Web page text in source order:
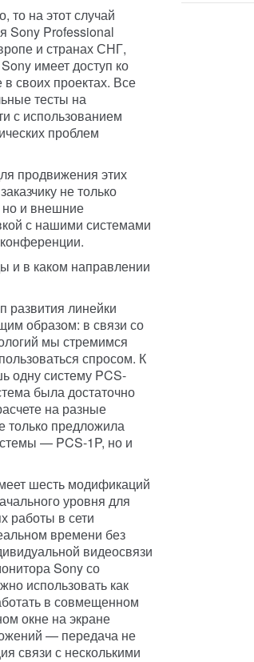
то на этот случай
Sony Professional
и странах СНГ,
имеет доступ ко
своих проектах. Все
тесты на
с использованием
проблем
продвижения этих
не только
но и внешние
с нашими системами
и в каком направлении
развития линейки
образом: в связи со
мы стремимся
спросом. К
одну систему PCS-
была достаточно
на разные
только предложила
— PCS-1P, но и
шесть модификаций
уровня для
работы в сети
времени без
видеосвязи
Sony со
использовать как
в совмещенном
окне на экране
— передача не
связи с несколькими